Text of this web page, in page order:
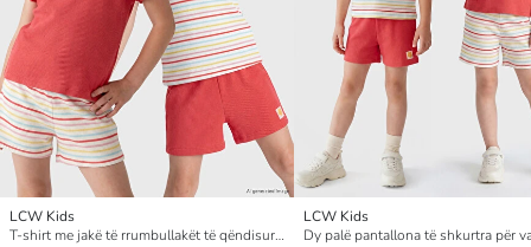
LCW Kids
T-shirt me jakë të rrumbullakët të qëndisur për vajza, 2 copë
LCW Kids
Dy palë pantallona të shkurtra për